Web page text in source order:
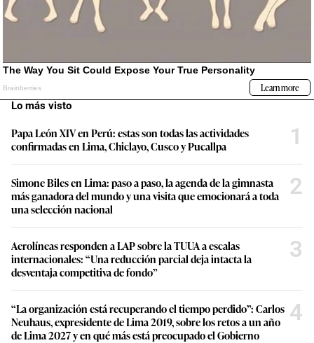
Lo más visto
Papa León XIV en Perú: estas son todas las actividades
confirmadas en Lima, Chiclayo, Cusco y Pucallpa
1
Simone Biles en Lima: paso a paso, la agenda de la gimnasta
más ganadora del mundo y una visita que emocionará a toda
una selección nacional
2
Aerolíneas responden a LAP sobre la TUUA a escalas
internacionales: “Una reducción parcial deja intacta la
desventaja competitiva de fondo”
3
“La organización está recuperando el tiempo perdido”: Carlos
Neuhaus, expresidente de Lima 2019, sobre los retos a un año
de Lima 2027 y en qué más está preocupado el Gobierno
4